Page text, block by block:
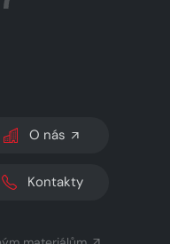
SVĚTLÝ/TMAVÝ REŽIM
O nás
Kontakty